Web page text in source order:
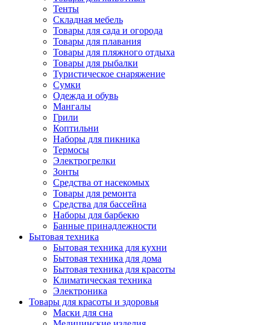
Тенты
Складная мебель
Товары для сада и огорода
Товары для плавания
Товары для пляжного отдыха
Товары для рыбалки
Туристическое снаряжение
Сумки
Одежда и обувь
Мангалы
Грили
Коптильни
Наборы для пикника
Термосы
Электрогрелки
Зонты
Средства от насекомых
Товары для ремонта
Средства для бассейна
Наборы для барбекю
Банные принадлежности
Бытовая техника
Бытовая техника для кухни
Бытовая техника для дома
Бытовая техника для красоты
Климатическая техника
Электроника
Товары для красоты и здоровья
Маски для сна